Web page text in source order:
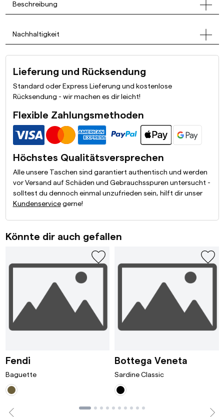
Beschreibung
Nachhaltigkeit
Lieferung und Rücksendung
Standard oder Express Lieferung und kostenlose
Rücksendung - wir machen es dir leicht!
Flexible Zahlungsmethoden
Höchstes Qualitätsversprechen
Alle unsere Taschen sind garantiert authentisch und werden
vor Versand auf Schäden und Gebrauchsspuren untersucht -
solltest du dennoch einmal unzufrieden sein, hilft dir unser
Kundenservicegerne!
Könnte dir auch gefallen
Bordeaux
FendiBaguette Avocado
Baguette
Bottega Veneta
Sardine Classic